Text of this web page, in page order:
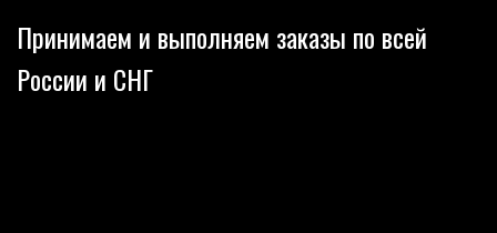
Принимаем и выполняем заказы по всей
России и СНГ